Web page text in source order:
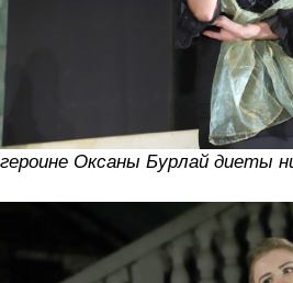
героине Оксаны Бурлай диеты